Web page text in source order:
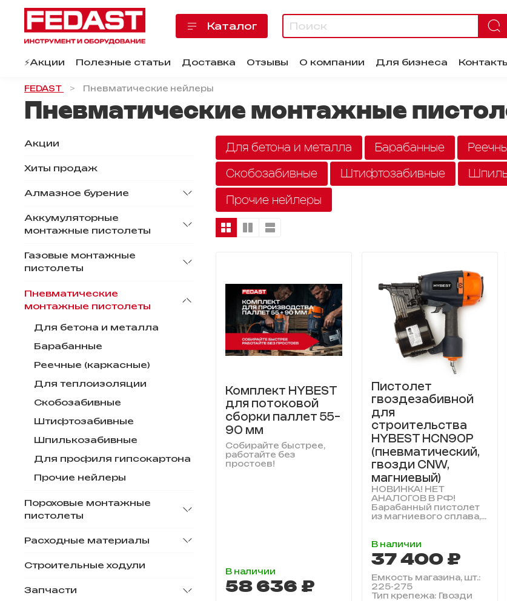
Каталог
⚡️Акции Полезные статьи Доставка Отзывы О компании Для бизнеса
FEDAST Пневматические нейлеры
Пневматические монтажные
Для бетона и металла Барабанные
Скобозабивные
Штифтозабивные
Прочие нейлеры
Комплект HYBEST
для потоковой
сборки паллет 55–
90 мм
Собирайте быстрее,
работайте без
простоев!
В наличии
58 636 ₽
Пистолет
гвоздезабивной
для
строительства
HYBEST HCN90P
(пневматический,
гвозди CNW,
магниевый)
НОВИНКА! НЕТ
АНАЛОГОВ В РФ!
Барабанный пистолет
из магниевого сплава,...
В наличии
37 400 ₽
Емкость магазина, шт.:
225-275
Тип крепежа: Гвозди
Акции
Хиты продаж
Алмазное бурение
Аккумуляторные
монтажные пистолеты
Газовые монтажные
пистолеты
Пневматические
монтажные пистолеты
Для бетона и металла
Барабанные
Реечные (каркасные)
Для теплоизоляции
Скобозабивные
Штифтозабивные
Шпилькозабивные
Для профиля гипсокартона
Прочие нейлеры
Пороховые монтажные
пистолеты
Расходные материалы
Строительные ходули
Запчасти